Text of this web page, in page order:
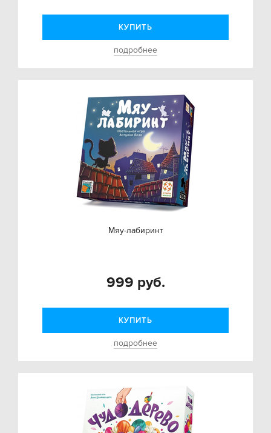
КУПИТЬ
подробнее
Мяу-лабиринт
999 руб.
КУПИТЬ
подробнее